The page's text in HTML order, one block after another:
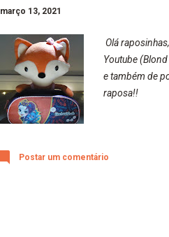
março 13, 2021
Olá
Youtube
e também de
raposa!!
Postar um comentário